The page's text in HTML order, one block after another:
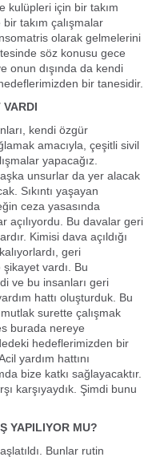
kulüpleri için bir takım
takım çalışmalar
olarak gelmelerini
söz konusu gece
onun dışında da kendi
bir tanesidir.
VARDI
kendi özgür
amacıyla, çeşitli sivil
yapacağız.
unsurlar da yer alacak
Sıkıntı yaşayan
ceza yasasında
açılıyordu. Bu davalar geri
Kimisi dava açıldığı
geri
vardı. Bu
ve bu insanları geri
hattı oluşturduk. Bu
surette çalışmak
burada nereye
hedeflerimizden bir
yardım hattını
bize katkı sağlayacaktır.
karşıyaydık. Şimdi bunu
YAPILIYOR MU?
Bunlar rutin